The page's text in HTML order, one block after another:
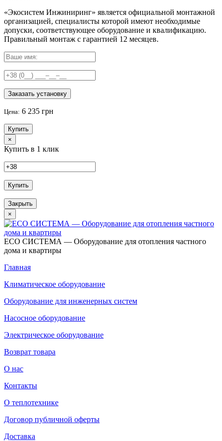
«Экосистем Инжиниринг» является официальной монтажной
организацией, специалисты которой имеют необходимые
допуски, соответствующее оборудование и квалификацию.
Правильный монтаж с гарантией 12 месяцев.
Заказать установку
Цена: 6 235 грн
Купить
×
Купить в 1 клик
Купить
Закрыть
×
ECO СИСТЕМА — Оборудование для отопления частного
дома и квартиры
Главная
Климатическое оборудование
Оборудование для инженерных систем
Насосное оборудование
Электрическое оборудование
Возврат товара
О нас
Контакты
О теплотехнике
Договор публичной оферты
Доставка